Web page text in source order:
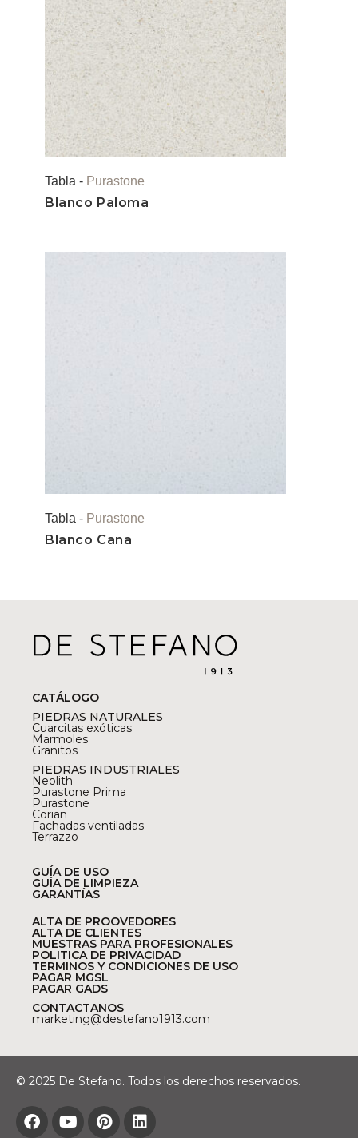
Tabla - Purastone
Blanco Paloma
Tabla - Purastone
Blanco Cana
CATÁLOGO
PIEDRAS NATURALES
Cuarcitas exóticas
Marmoles
Granitos
PIEDRAS INDUSTRIALES
Neolith
Purastone Prima
Purastone
Corian
Fachadas ventiladas
Terrazzo
GUÍA DE USO
GUÍA DE LIMPIEZA
GARANTÍAS
ALTA DE PROOVEDORES
ALTA DE CLIENTES
MUESTRAS PARA PROFESIONALES
POLITICA DE PRIVACIDAD
TERMINOS Y CONDICIONES DE USO
PAGAR MGSL
PAGAR GADS
CONTACTANOS
marketing@destefano1913.com
© 2025 De Stefano. Todos los derechos reservados.